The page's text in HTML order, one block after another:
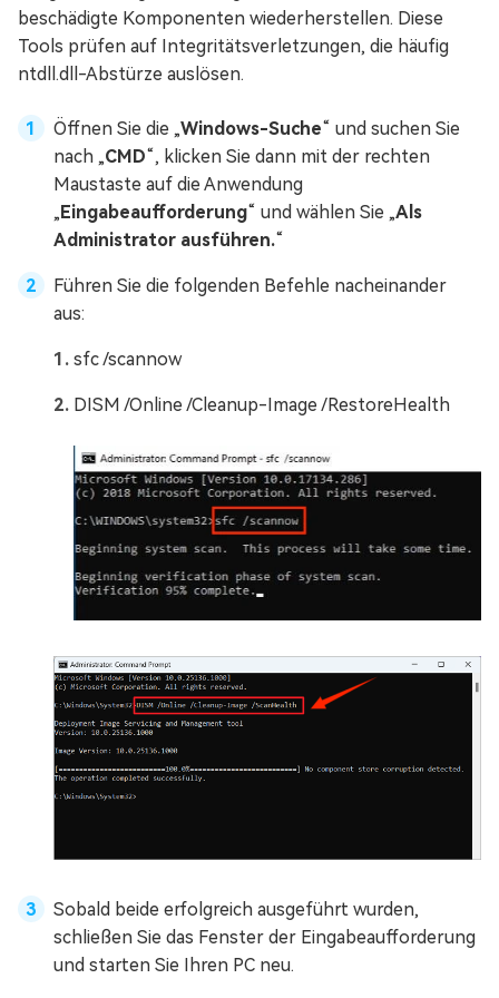
beschädigte Komponenten wiederherstellen. Diese
Tools prüfen auf Integritätsverletzungen, die häufig
ntdll.dll-Abstürze auslösen.
Öffnen Sie die „Windows-Suche“ und suchen Sie
nach „CMD“, klicken Sie dann mit der rechten
Maustaste auf die Anwendung
„Eingabeaufforderung“ und wählen Sie „Als
Administrator ausführen.“
Führen Sie die folgenden Befehle nacheinander
aus:
sfc /scannow
DISM /Online /Cleanup-Image /RestoreHealth
Sobald beide erfolgreich ausgeführt wurden,
schließen Sie das Fenster der Eingabeaufforderung
und starten Sie Ihren PC neu.